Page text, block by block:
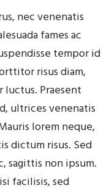
nec venenatis
fames ac
tempor id
risus diam,
Praesent
ultrices venenatis
lorem neque,
dictum risus. Sed
sagittis non ipsum.
facilisis, sed